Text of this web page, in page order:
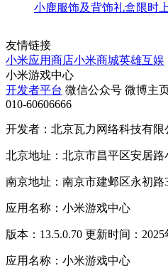
小鹿服饰及背饰礼盒限时
友情链接
小米应用商店小米商城英雄互娱
小米游戏中心
开发者平台 微信公众号 微博主
010-60606666
开发者：北京瓦力网络科技有限
北京地址：北京市昌平区安居路
南京地址：南京市建邺区永初路
应用名称：小米游戏中心
版本：13.5.0.70 更新时间：2025
应用名称：小米游戏中心